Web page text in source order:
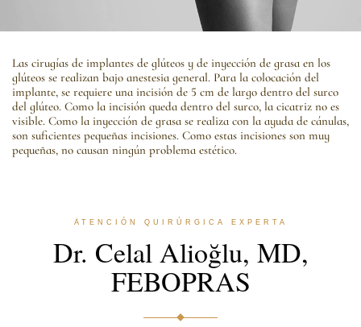
Las cirugías de implantes de glúteos y de inyección de grasa en los
glúteos se realizan bajo anestesia general. Para la colocación del
implante, se requiere una incisión de 5 cm de largo dentro del surco
del glúteo. Como la incisión queda dentro del surco, la cicatriz no es
visible. Como la inyección de grasa se realiza con la ayuda de cánulas,
son suficientes pequeñas incisiones. Como estas incisiones son muy
pequeñas, no causan ningún problema estético.
ATENCIÓN QUIRÚRGICA EXPERTA
Dr. Celal Alioğlu, MD,
FEBOPRAS